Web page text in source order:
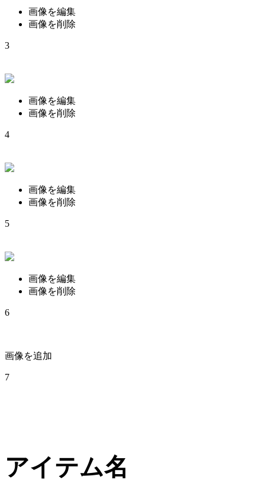
画像を編集
画像を削除
3
画像を編集
画像を削除
4
画像を編集
画像を削除
5
画像を編集
画像を削除
6
画像を追加
7
アイテム名